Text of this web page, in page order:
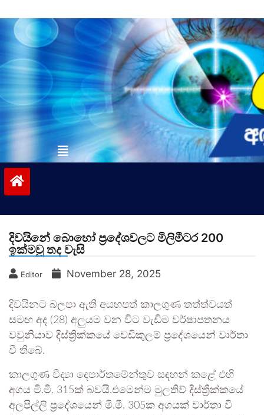
to
contentvinivida.lk
දිවයිනේ බොහෝ ප්‍රදේශවලට මිලිමීටර 200
ඉක්මවූ තද වැසි
Editor November 28, 2025
දිවයිනට බලපා ඇති අයහපත් කාලගුණ තත්ත්වයත්
සමඟ අද (28) අලුයම වන විට වැඩිම වර්ෂාපතනය
වවුනියාව දිස්ත්‍රික්කයේ වෙඩිකුලම් ප්‍රදේශයෙන් වාර්තා
වී තිබේ.
කාලගුණ විද්‍යා දෙපාර්තමේන්තුව සඳහන් කළේ එහි
අගය මි.මී. 315ක් බවයි.එමෙන්ම මුලතිව් දිස්ත්‍රික්කයේ
අලපිල්ලි ප්‍රදේශයෙන් මි.මී. 305ක අගයක් වාර්තා වී